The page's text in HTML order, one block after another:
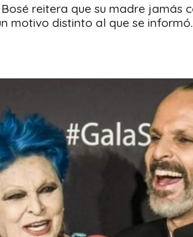
reitera que su madre jamás
motivo distinto al que se informó.